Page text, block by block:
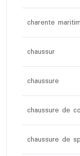
charente
chaussur
chaussure
chaussure de
chaussure de